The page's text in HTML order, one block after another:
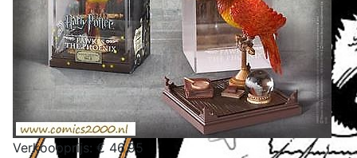
Verkoopprijs: € 46,95